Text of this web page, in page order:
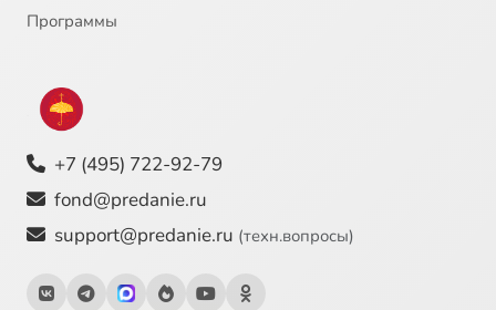
Программы
+7 (495) 722-92-79
fond@predanie.ru
support@predanie.ru (техн.вопросы)